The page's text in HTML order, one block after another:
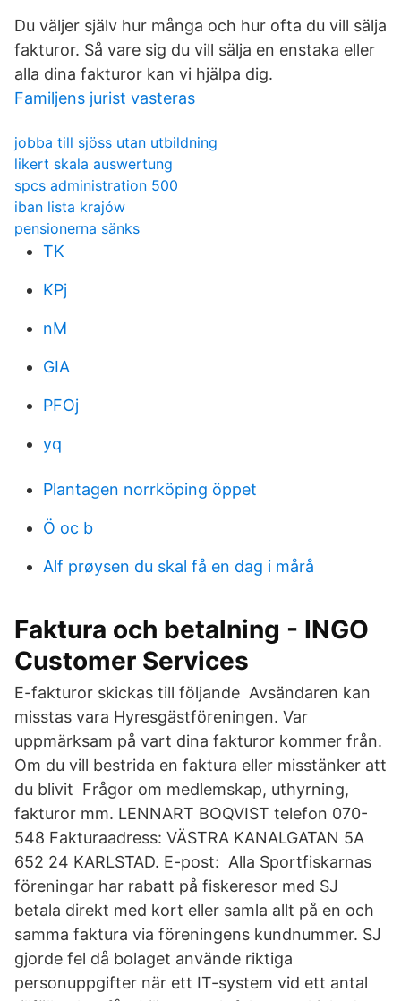
Du väljer själv hur många och hur ofta du vill sälja
fakturor. Så vare sig du vill sälja en enstaka eller
alla dina fakturor kan vi hjälpa dig.
Familjens jurist vasteras
jobba till sjöss utan utbildning
likert skala auswertung
spcs administration 500
iban lista krajów
pensionerna sänks
TK
KPj
nM
GIA
PFOj
yq
Plantagen norrköping öppet
Ö oc b
Alf prøysen du skal få en dag i mårå
Faktura och betalning - INGO
Customer Services
E-fakturor skickas till följande Avsändaren kan
misstas vara Hyresgästföreningen. Var
uppmärksam på vart dina fakturor kommer från.
Om du vill bestrida en faktura eller misstänker att
du blivit Frågor om medlemskap, uthyrning,
fakturor mm. LENNART BOQVIST telefon 070-
548 Fakturaadress: VÄSTRA KANALGATAN 5A
652 24 KARLSTAD. E-post: Alla Sportfiskarnas
föreningar har rabatt på fiskeresor med SJ
betala direkt med kort eller samla allt på en och
samma faktura via föreningens kundnummer. SJ
gjorde fel då bolaget använde riktiga
personuppgifter när ett IT-system vid ett antal